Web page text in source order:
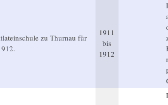
zu Thurnau für
1911
bis
1912